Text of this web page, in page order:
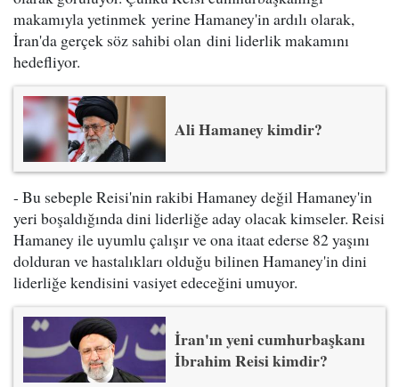
makamıyla yetinmek yerine Hamaney'in ardılı olarak,
İran'da gerçek söz sahibi olan dini liderlik makamını
hedefliyor.
Ali Hamaney kimdir?
- Bu sebeple Reisi'nin rakibi Hamaney değil Hamaney'in
yeri boşaldığında dini liderliğe aday olacak kimseler. Reisi
Hamaney ile uyumlu çalışır ve ona itaat ederse 82 yaşını
dolduran ve hastalıkları olduğu bilinen Hamaney'in dini
liderliğe kendisini vasiyet edeceğini umuyor.
İran'ın yeni cumhurbaşkanı
İbrahim Reisi kimdir?